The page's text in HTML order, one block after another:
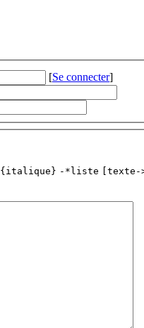
[Se connecter]
{italique} -*liste [texte-